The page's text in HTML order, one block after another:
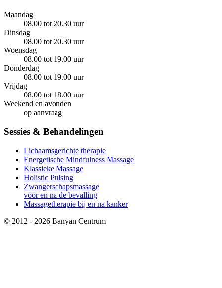
Maandag
08.00 tot 20.30 uur
Dinsdag
08.00 tot 20.30 uur
Woensdag
08.00 tot 19.00 uur
Donderdag
08.00 tot 19.00 uur
Vrijdag
08.00 tot 18.00 uur
Weekend en avonden
op aanvraag
Sessies & Behandelingen
Lichaamsgerichte therapie
Energetische Mindfulness Massage
Klassieke Massage
Holistic Pulsing
Zwangerschapsmassage
vóór en na de bevalling
Massagetherapie bij en na kanker
© 2012 - 2026 Banyan Centrum